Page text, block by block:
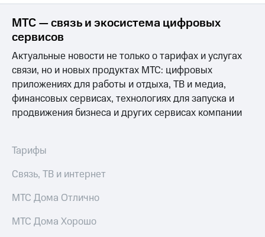
Корпоративный
секретарь
Раскрытие
информации
Информация
акционерам
Документы
ПАО
"МТС"
Собрания
акционеров
капитал
и
Рынок
МТС — связь и экосистема цифровых
сервисов
Актуальные новости не только о тарифах и услугах
связи, но и новых продуктах МТС: цифровых
приложениях для работы и отдыха, ТВ и медиа,
финансовых сервисах, технологиях для запуска и
продвижения бизнеса и других сервисах компании
Тарифы
Связь, ТВ и интернет
МТС Дома Отлично
МТС Дома Хорошо